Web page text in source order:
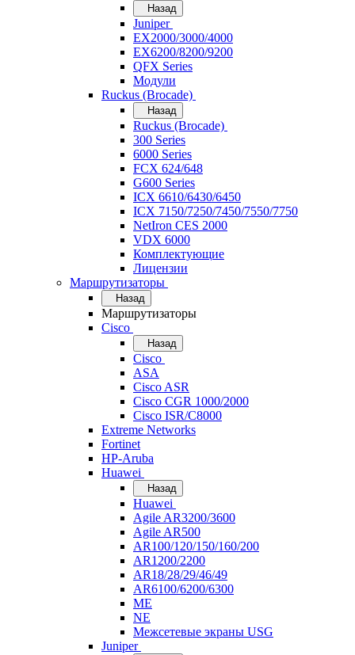
Назад
Juniper
EX2000/3000/4000
EX6200/8200/9200
QFX Series
Модули
Ruckus (Brocade)
Назад
Ruckus (Brocade)
300 Series
6000 Series
FCX 624/648
G600 Series
ICX 6610/6430/6450
ICX 7150/7250/7450/7550/7750
NetIron CES 2000
VDX 6000
Комплектующие
Лицензии
Маршрутизаторы
Назад
Маршрутизаторы
Cisco
Назад
Cisco
ASA
Cisco ASR
Cisco CGR 1000/2000
Cisco ISR/С8000
Extreme Networks
Fortinet
HP-Aruba
Huawei
Назад
Huawei
Agile AR3200/3600
Agile AR500
AR100/120/150/160/200
AR1200/2200
AR18/28/29/46/49
AR6100/6200/6300
ME
NE
Межсетевые экраны USG
Juniper